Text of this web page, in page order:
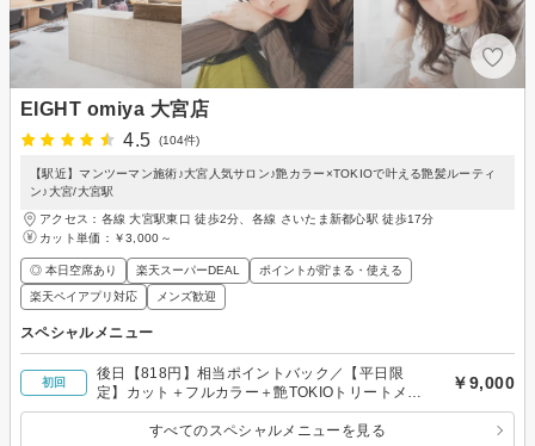
EIGHT omiya 大宮店
4.5
(104件)
【駅近】マンツーマン施術♪大宮人気サロン♪艶カラー×TOKIOで叶える艶髪ルーティ
ン♪大宮/大宮駅
アクセス：各線 大宮駅東口 徒歩2分、各線 さいたま新都心駅 徒歩17分
カット単価： ￥3,000～
◎ 本日空席あり 楽天スーパーDEAL
ポイントが貯まる・使える
楽天ペイアプリ対応
メンズ歓迎
スペシャルメニュー
初回
後日【818円】相当ポイントバック／【平日限
定】カット＋フルカラー＋艶TOKIOトリートメン
ト 9000円
￥9,000
すべてのスペシャルメニューを見る